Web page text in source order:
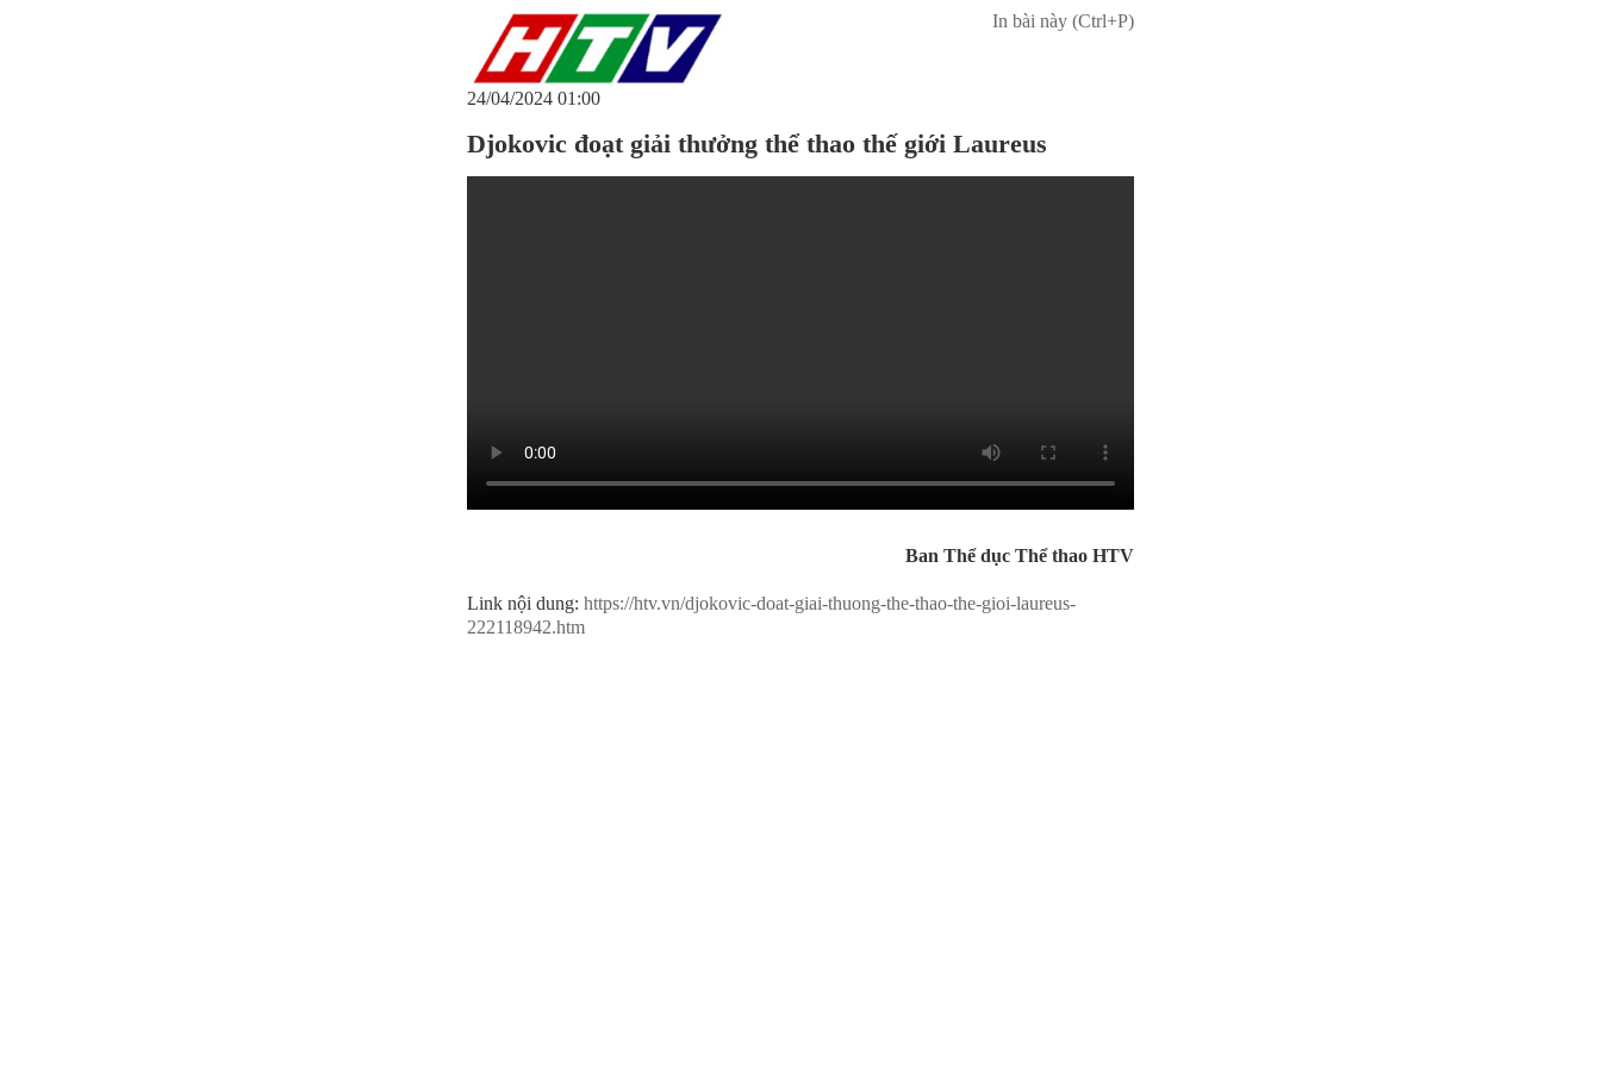
24/04/2024 01:00
In bài này (Ctrl+P)
Djokovic đoạt giải thưởng thể thao thế giới Laureus
Ban Thể dục Thể thao HTV
Link nội dung: https://htv.vn/djokovic-doat-giai-thuong-the-thao-the-gioi-laureus-
222118942.htm